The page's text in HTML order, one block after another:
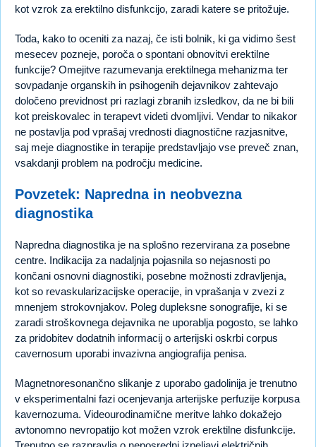
kot vzrok za erektilno disfunkcijo, zaradi katere se pritožuje.
Toda, kako to oceniti za nazaj, če isti bolnik, ki ga vidimo šest
mesecev pozneje, poroča o spontani obnovitvi erektilne
funkcije? Omejitve razumevanja erektilnega mehanizma ter
sovpadanje organskih in psihogenih dejavnikov zahtevajo
določeno previdnost pri razlagi zbranih izsledkov, da ne bi bili
kot preiskovalec in terapevt videti dvomljivi. Vendar to nikakor
ne postavlja pod vprašaj vrednosti diagnostične razjasnitve,
saj meje diagnostike in terapije predstavljajo vse preveč znan,
vsakdanji problem na področju medicine.
Povzetek: Napredna in neobvezna
diagnostika
Napredna diagnostika je na splošno rezervirana za posebne
centre. Indikacija za nadaljnja pojasnila so nejasnosti po
končani osnovni diagnostiki, posebne možnosti zdravljenja,
kot so revaskularizacijske operacije, in vprašanja v zvezi z
mnenjem strokovnjakov. Poleg dupleksne sonografije, ki se
zaradi stroškovnega dejavnika ne uporablja pogosto, se lahko
za pridobitev dodatnih informacij o arterijski oskrbi corpus
cavernosum uporabi invazivna angiografija penisa.
Magnetnoresonančno slikanje z uporabo gadolinija je trenutno
v eksperimentalni fazi ocenjevanja arterijske perfuzije korpusa
kavernozuma. Videourodinamične meritve lahko dokažejo
avtonomno nevropatijo kot možen vzrok erektilne disfunkcije.